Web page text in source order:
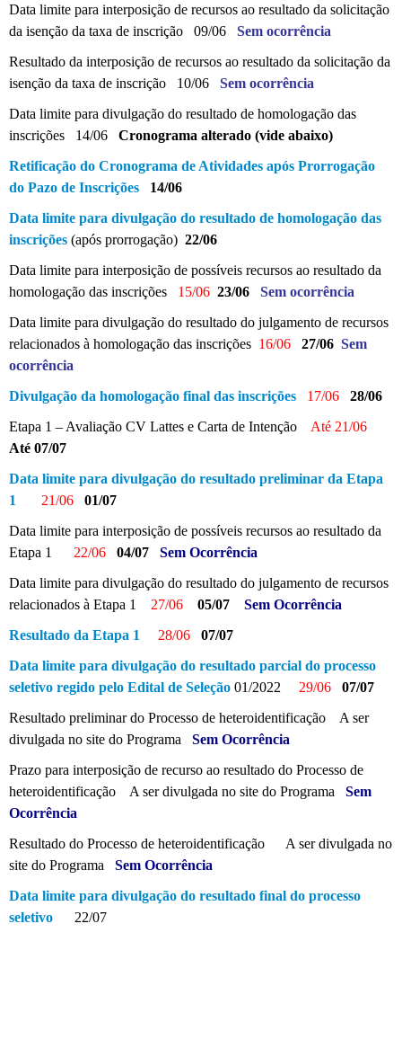
Data limite para interposição de recursos ao resultado da solicitação
da isenção da taxa de inscrição 09/06 Sem ocorrência
Resultado da interposição de recursos ao resultado da solicitação da
isenção da taxa de inscrição 10/06 Sem ocorrência
Data limite para divulgação do resultado de homologação das
inscrições 14/06 Cronograma alterado (vide abaixo)
Retificação do Cronograma de Atividades após Prorrogação
do Pazo de Inscrições
14/06
Data limite para divulgação do resultado de homologação das
inscrições (após prorrogação) 22/06
Data limite para interposição de possíveis recursos ao resultado da
homologação das inscrições 15/06 23/06 Sem ocorrência
Data limite para divulgação do resultado do julgamento de recursos
relacionados à homologação das inscrições 16/06 27/06 Sem
ocorrência
Divulgação da homologação final das inscrições
17/06 28/06
Etapa 1 – Avaliação CV Lattes e Carta de Intenção Até 21/06
Até 07/07
Data limite para divulgação do resultado preliminar da Etapa
1
21/06
01/07
Data limite para interposição de possíveis recursos ao resultado da
Etapa 1 22/06 04/07 Sem Ocorrência
Data limite para divulgação do resultado do julgamento de recursos
relacionados à Etapa 1 27/06 05/07 Sem Ocorrência
Resultado da Etapa 1
28/06 07/07
Data limite para divulgação do resultado parcial do processo
seletivo regido pelo Edital de Seleção 01/2022 29/06
07/07
Resultado preliminar do Processo de heteroidentificação A ser
divulgada no site do Programa Sem Ocorrência
Prazo para interposição de recurso ao resultado do Processo de
heteroidentificação A ser divulgada no site do Programa Sem
Ocorrência
Resultado do Processo de heteroidentificação A ser divulgada no
site do Programa Sem Ocorrência
Data limite para divulgação do resultado final do processo
seletivo 22/07